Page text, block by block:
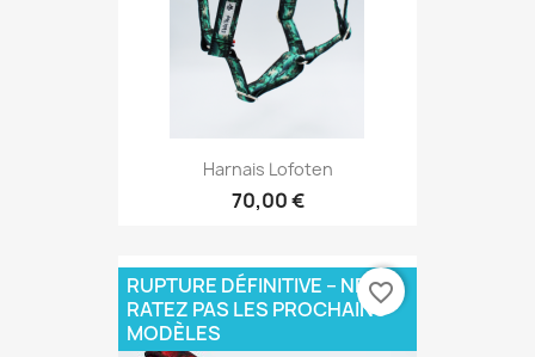
Harnais Lofoten
70,00 €
RUPTURE DÉFINITIVE – NE
RATEZ PAS LES PROCHAINS
MODÈLES
favorite_border